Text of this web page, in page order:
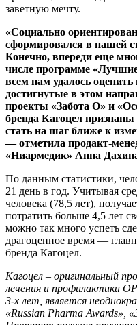
заветную мечту.
«Социально
сформировался в нашей
Конечно, впереди еще
числе программе
всем нам удалось
достигнутые в этом
проекты «Забота О» и
бренда Кагоцел
стать на шаг ближе к
— отметила продакт-
«Ниармедик» Анна
По данным статистики,
21 день в год. Учитывая
человека (78,5 лет),
потратить больше 4,5 лет
можно так много успеть
драгоценное время —
бренда Кагоцел.
Кагоцел – оригинальный
лечения и профилактики
3-х лет, является
«Russian Pharma Awards»,